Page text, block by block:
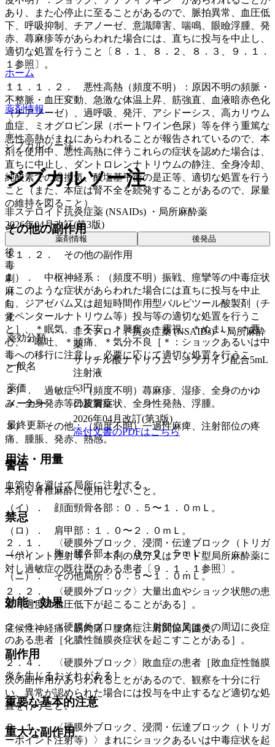
あり、また心停止に至ることがあるので、脈拍異常、血圧低
下、呼吸抑制、チアノーゼ、意識障害、喘鳴、眼瞼浮腫、発
赤、蕁麻疹等があらわれた場合には、直ちに投与を中止し、
適切な処置を行うこと〔８．１、８．２、８．３、９．１．
１参照〕。
１１．１．２． 悪性高熱（頻度不明）：原因不明の頻脈・
不整脈・血圧変動、急激な体温上昇、筋強直、血液暗赤色化
（チアノーゼ）、過呼吸、発汗、アシドーシス、高カリウム
血症、ミオグロビン尿（ポートワイン色尿）等を伴う重篤な
悪性高熱がまれにあらわれることが報告されているので、本
剤を使用中、悪性高熱に伴うこれらの症状を認めた場合は、
直ちに中止し、ダントロレンナトリウムの静注、全身冷却、
純酸素での過換気、酸塩基平衡の是正等、適切な処置を行う
こと（また、本症は腎不全を続発することがあるので、尿量
の維持を図ること）。
その他の副作用
１１．２． その他の副作用
１）． 中枢神経系：（頻度不明）振戦、痙攣等の中毒症状
［このような症状があらわれた場合には直ちに投与を中止
し、ジアゼパム又は超短時間作用型バルビツール酸製剤（チ
オペンタールナトリウム等）投与等の適切な処置を行うこ
と］、＊眠気、＊不安、＊興奮、＊霧視、＊めまい、＊悪
心、＊嘔吐、＊頭痛、＊気分不良［＊：ショックあるいは中
毒への移行に注意し、必要に応じて適切な処置を行うこ
と］。
２）． 過敏症：（頻度不明）蕁麻疹、湿疹、全身のかゆ
み、全身発赤等の皮膚症状、全身性発熱、浮腫。
３）． その他：（頻度不明）一過性麻痺、注射部位の疼
痛、腫脹、発赤、熱感。
警告
本剤を脊椎麻酔に使用しないこと。
禁忌
２．１． 〈硬膜外ブロック、浸潤・伝達ブロック（トリガ
ーポイント注射等）〉本剤の成分又はアミド型局所麻酔薬に
対し過敏症の既往歴のある患者〔９．１．１参照〕。
２．２． 〈硬膜外ブロック〉大量出血やショック状態の患
者［過度の血圧低下が起こることがある］。
２．３． 〈硬膜外ブロック〉注射部位又はその周辺に炎症
のある患者［化膿性髄膜炎症状を起こすことがある］。
２．４． 〈硬膜外ブロック〉敗血症の患者［敗血症性髄膜
炎を生じるおそれがある］。
重要な基本的注意
８．１． 〈硬膜外ブロック、浸潤・伝達ブロック（トリガ
ーポイント注射等）〉まれにショックあるいは中毒症状を起
ホーム
薬剤情報
ジブカルソー注
ジブカルソー注
非ステロイド抗炎症薬 (NSAIDs) ・局所麻酔薬
2026年04月改訂(第3版)
薬剤情報 後発品
後
毒
劇
麻
向
覚
薬効分類
非ステロイド抗炎症薬 (NSAIDs) ・局所麻酔
薬
一般名
サリチル酸ナトリウム・ジブカイン配合5mL
注射液
薬価
63円
メーカー
日新製薬
最終更新
2026年04月改訂(第3版)
添付文書のPDFはこちら
用法・用量
血管内を避けて局所に注射する。
（イ）． 顔面頸骨各部：０．５〜１．０ｍＬ。
（ロ）． 肩甲部：１．０〜２．０ｍＬ。
（ハ）． 胸・腰各部：１．０〜２．５ｍＬ。
（ニ）． その他局所：０．５〜１．０ｍＬ。
効能・効果
症候性神経痛、筋肉痛、腰痛症、肩関節周囲炎。
副作用
次の副作用があらわれることがあるので、観察を十分に行
い、異常が認められた場合には投与を中止するなど適切な処
置を行うこと。
重大な副作用